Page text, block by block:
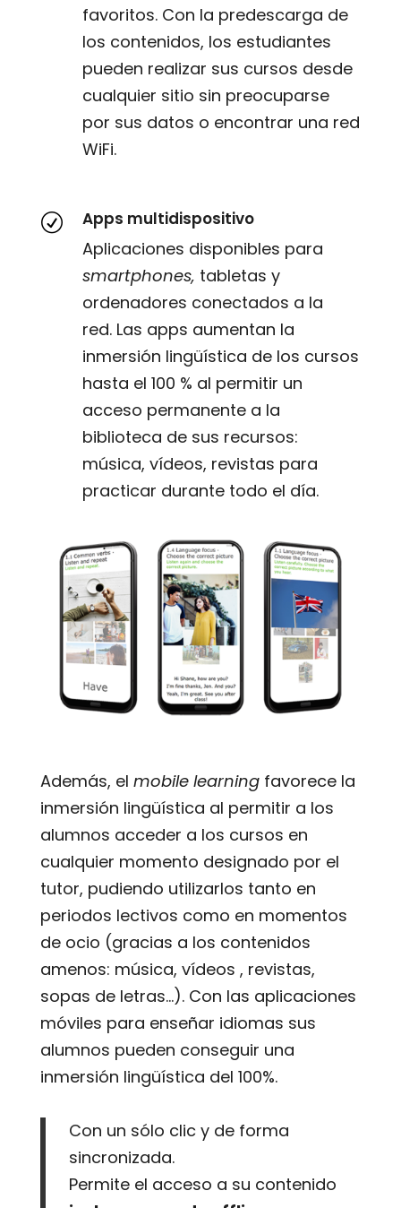
favoritos. Con la predescarga de
los contenidos, los estudiantes
pueden realizar sus cursos desde
cualquier sitio sin preocuparse
por sus datos o encontrar una red
WiFi.
R Apps multidispositivo
Aplicaciones disponibles para
smartphones, tabletas y
ordenadores conectados a la
red. Las apps aumentan la
inmersión lingüística de los cursos
hasta el 100 % al permitir un
acceso permanente a la
biblioteca de sus recursos:
música, vídeos, revistas para
practicar durante todo el día.
Además, el mobile learningfavorece la
inmersión lingüística al permitir a los
alumnos acceder a los cursos en
cualquier momento designado por el
tutor, pudiendo utilizarlos tanto en
periodos lectivos como en momentos
de ocio (gracias a los contenidos
amenos: música, vídeos , revistas,
sopas de letras...). Con las aplicaciones
móviles para enseñar idiomas sus
alumnos pueden conseguir una
inmersión lingüística del 100%.
Con un sólo clic y de forma
sincronizada.
Permite el acceso a su contenido